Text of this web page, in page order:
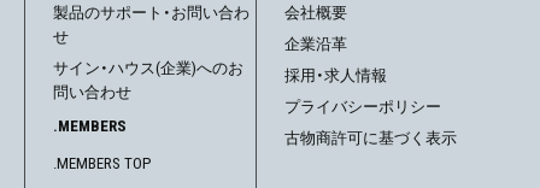
製品のサポート・お問い合わ
せ
サイン・ハウス(企業)へのお
問い合わせ
.MEMBERS
.MEMBERS TOP
会社概要
企業沿革
採用・求人情報
プライバシーポリシー
古物商許可に基づく表示